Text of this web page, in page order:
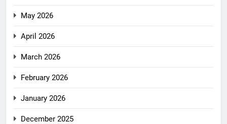
May 2026
April 2026
March 2026
February 2026
January 2026
December 2025